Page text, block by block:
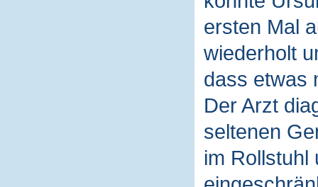
ersten Mal
wiederholt
dass etwas
Der Arzt
seltenen
im Rollstuhl